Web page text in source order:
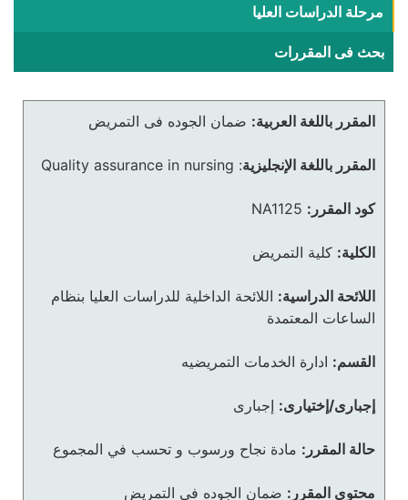
مرحلة الدراسات العليا
بحث فى المقررات
المقرر باللغة العربية: ضمان الجوده فى التمريض
المقرر باللغة الإنجليزية:
Quality assurance in nursing
كود المقرر: NA1125
الكلية: كلية التمريض
اللائحة الدراسية: اللائحة الداخلية للدراسات العليا بنظام
الساعات المعتمدة
القسم: ادارة الخدمات التمريضيه
إجبارى/إختيارى: إجبارى
حالة المقرر: مادة نجاح ورسوب و تحسب في المجموع
محتوى المقرر: ضمان الجوده فى التمريض